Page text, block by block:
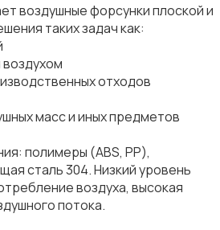
воздушные форсунки плоской и
таких задач как:
отходов
масс и иных предметов
полимеры (ABS, PP),
сталь 304. Низкий уровень
воздуха, высокая
потока.